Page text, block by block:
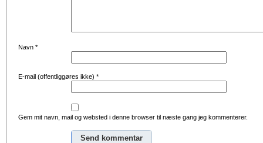
Navn *
E-mail (offentliggøres ikke) *
Gem mit navn, mail og websted i denne browser til næste gang jeg kommenterer.